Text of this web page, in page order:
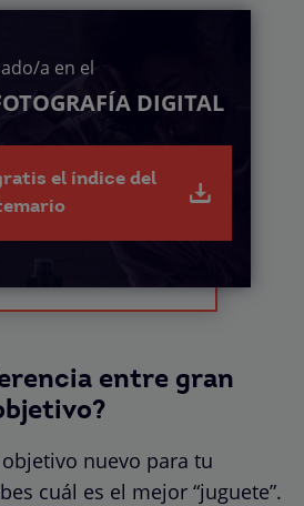
a en el
DIGITAL
el índice del
entre gran
nuevo para tu
cuál es el mejor “juguete”.